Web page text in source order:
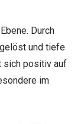
Durch
und tiefe
sich positiv auf
im